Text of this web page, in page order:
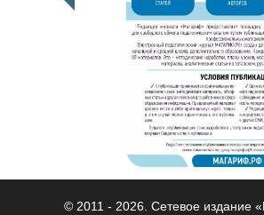
© 2011 - 2026. Сетевое издание